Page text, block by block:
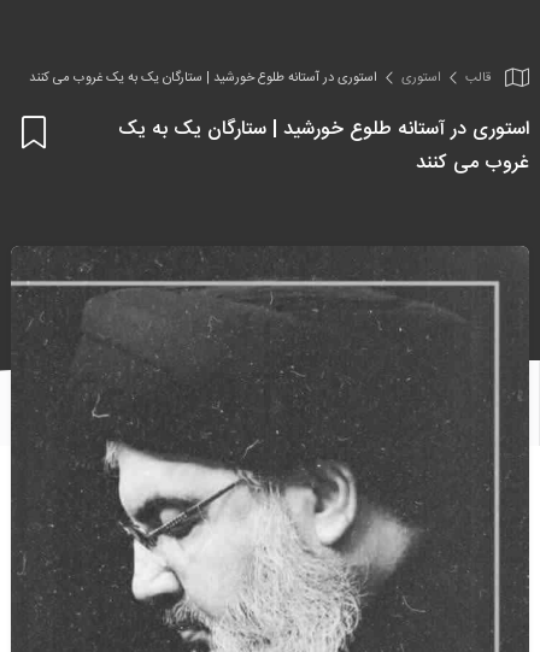
قالب استوری استوری در آستانه طلوع خورشید | ستارگان یک به یک غروب می کنند
استوری در آستانه طلوع خورشید | ستارگان یک به یک
غروب می کنند